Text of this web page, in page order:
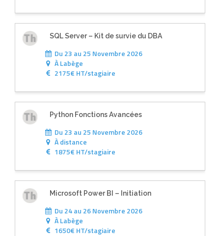
SQL Server – Kit de survie du DBA
Du 23 au 25 Novembre 2026
ÀLabège
2175€ HT/stagiaire
Python Fonctions Avancées
Du 23 au 25 Novembre 2026
Àdistance
1875€ HT/stagiaire
Microsoft Power BI – Initiation
Du 24 au 26 Novembre 2026
ÀLabège
1650€ HT/stagiaire